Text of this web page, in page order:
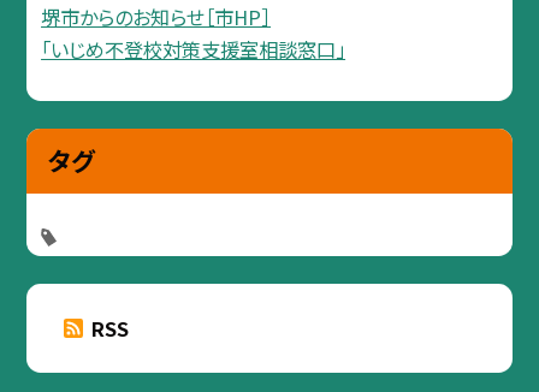
堺市からのお知らせ［市HP］
「いじめ不登校対策支援室相談窓口」
タグ
RSS